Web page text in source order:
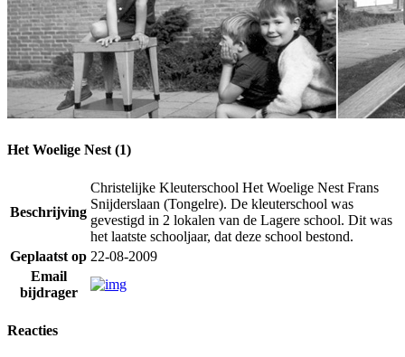
Het Woelige Nest (1)
Beschrijving
Christelijke Kleuterschool Het Woelige Nest Frans
Snijderslaan (Tongelre). De kleuterschool was
gevestigd in 2 lokalen van de Lagere school. Dit was
het laatste schooljaar, dat deze school bestond.
Geplaatst op 22-08-2009
Email
bijdrager
Reacties